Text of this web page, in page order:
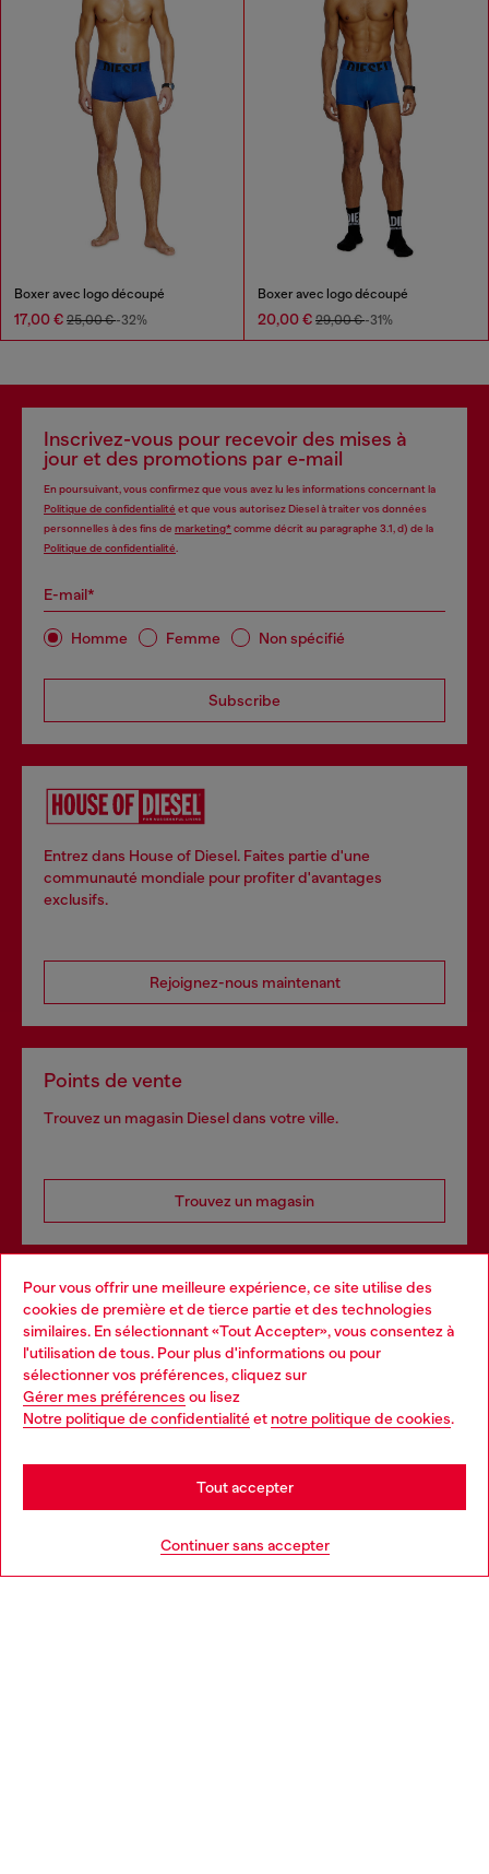
Pour vous offrir une meilleure expérience, ce site utilise des
cookies de première et de tierce partie et des technologies
similaires. En sélectionnant «Tout Accepter», vous consentez à
l'utilisation de tous. Pour plus d'informations ou pour
sélectionner vos préférences, cliquez sur
Gérer mes préférences ou lisez
Notre politique de confidentialitéet notre politique de cookies.
Continuer sans accepter
Tout accepter
Boxer avec logo découpé
17,00 € 25,00 €-32%
Boxer avec logo découpé
20,00 € 29,00 €-31%
Inscrivez-vous pour recevoir des mises à
jour et des promotions par e-mail
En poursuivant, vous confirmez que vous avez lu les informations concernant la
Politique de confidentialité et que vous autorisez Diesel à traiter vos données
personnelles à des fins de marketing*comme décrit au paragraphe 3.1, d) de la
Politique de confidentialité
E-mail*
Homme Femme Non spécifié
Subscribe
Entrez dans House of Diesel. Faites partie d'une
communauté mondiale pour profiter d'avantages
exclusifs.
Rejoignez-nous maintenant
Points de vente
Trouvez un magasin Diesel dans votre ville.
Trouvez un magasin
Services omnicanaux
Découvrez tous nos services, en ligne et en magasin.
En savoir plus
Choose your location
You are currently browsing France website, but it seems you
may be based in United States